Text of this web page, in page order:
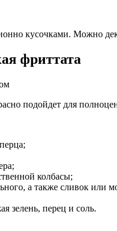
кусочками. Можно
фриттата
подойдет для
колбасы;
а также сливок или
зелень, перец и соль.